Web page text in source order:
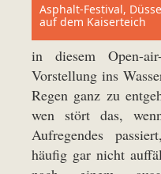
Asphalt-Festival,
auf dem Kaiserteich
in diesem Open-
Vorstellung ins
Regen ganz zu
wen stört das,
Aufregendes
häufig gar nicht